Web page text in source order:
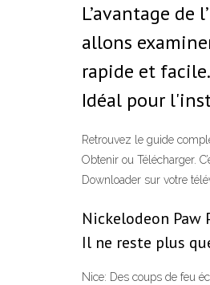
L’avantage
allons
rapide et
Idéal pour
Retrouvez le guide
Obtenir ou Télécharger.
Downloader sur votre
Nickelodeon Paw
Il ne reste plus
Nice: Des coups de feu